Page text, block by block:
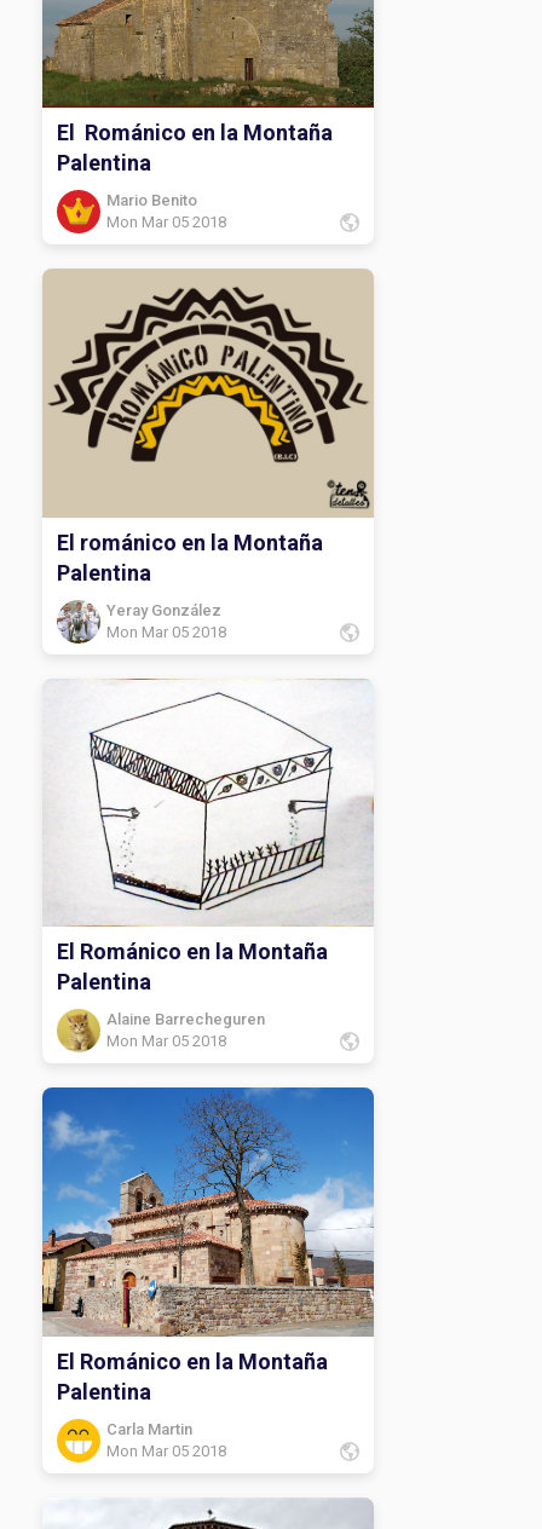
El Románico en la Montaña
Palentina
Mario Benito
Mon Mar 05 2018
El románico en la Montaña
Palentina
Yeray González
Mon Mar 05 2018
El Románico en la Montaña
Palentina
Alaine Barrecheguren
Mon Mar 05 2018
El Románico en la Montaña
Palentina
Carla Martin
Mon Mar 05 2018